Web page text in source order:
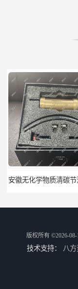
版权所有 ©2026-08-
技术支持： 八